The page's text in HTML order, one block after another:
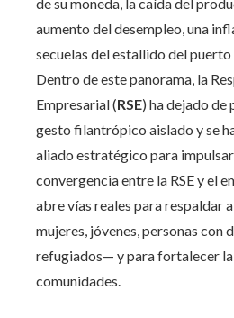
aumento del desempleo, una
secuelas del estallido del
Dentro de este panorama, la
Empresarial (RSE) ha dejado
gesto filantrópico aislado y se
aliado estratégico para
convergencia entre la RSE y el
abre vías reales para respaldar
mujeres, jóvenes, personas con
refugiados— y para fortalecer la
comunidades.